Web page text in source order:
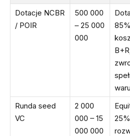
Dotacje NCBR
/ POIR
500 000
– 25 000
000
85%
Runda seed
VC
2 000
000 – 15
000 000
25%,